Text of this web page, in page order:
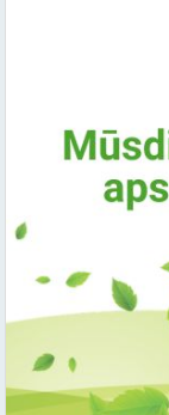
Saistītie
Citi raksti